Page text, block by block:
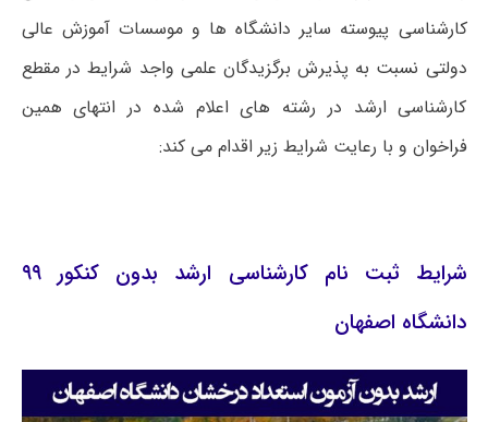
کارشناسی پیوسته سایر دانشگاه ها و موسسات آموزش عالی
دولتی نسبت به پذیرش برگزیدگان علمی واجد شرایط در مقطع
کارشناسی ارشد در رشته های اعلام شده در انتهای همین
فراخوان و با رعایت شرایط زیر اقدام می کند:
شرایط ثبت نام کارشناسی ارشد بدون کنکور ۹۹
دانشگاه اصفهان